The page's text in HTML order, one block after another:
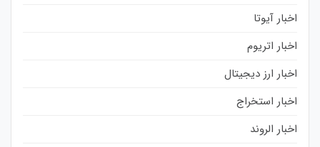
اخبار آیوتا
اخبار اتریوم
اخبار ارز دیجیتال
اخبار استخراج
اخبار الروند